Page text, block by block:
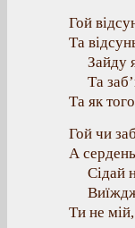
Гой
Та
Зайду
Та
Та як
Гой чи
А
Сідай
Ти не